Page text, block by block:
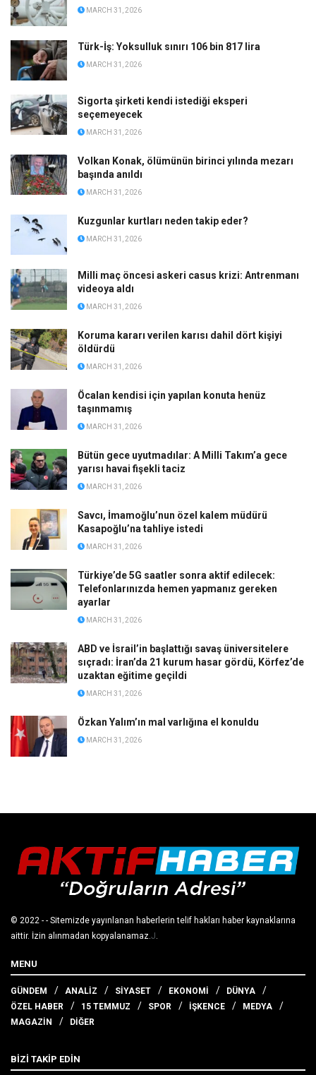
MARCH 31, 2026
Türk-İş: Yoksulluk sınırı 106 bin 817 lira
MARCH 31, 2026
Sigorta şirketi kendi istediği eksperi
seçemeyecek
MARCH 31, 2026
Volkan Konak, ölümünün birinci yılında mezarı
başında anıldı
MARCH 31, 2026
Kuzgunlar kurtları neden takip eder?
MARCH 31, 2026
Milli maç öncesi askeri casus krizi: Antrenmanı
videoya aldı
MARCH 31, 2026
Koruma kararı verilen karısı dahil dört kişiyi
öldürdü
MARCH 31, 2026
Öcalan kendisi için yapılan konuta henüz
taşınmamış
MARCH 31, 2026
Bütün gece uyutmadılar: A Milli Takım’a gece
yarısı havai fişekli taciz
MARCH 31, 2026
Savcı, İmamoğlu’nun özel kalem müdürü
Kasapoğlu’na tahliye istedi
MARCH 31, 2026
Türkiye’de 5G saatler sonra aktif edilecek:
Telefonlarınızda hemen yapmanız gereken
ayarlar
MARCH 31, 2026
ABD ve İsrail’in başlattığı savaş üniversitelere
sıçradı: İran’da 21 kurum hasar gördü, Körfez’de
uzaktan eğitime geçildi
MARCH 31, 2026
Özkan Yalım’ın mal varlığına el konuldu
MARCH 31, 2026
© 2022 - - Sitemizde yayınlanan haberlerin telif hakları haber kaynaklarına
aittir. İzin alınmadan kopyalanamaz. J
MENU
GÜNDEM ANALİZ SİYASET EKONOMİ
DÜNYA
ÖZEL HABER
15 TEMMUZ SPOR İŞKENCE
MEDYA
MAGAZİN
DİĞER
BİZİ TAKİP EDİN